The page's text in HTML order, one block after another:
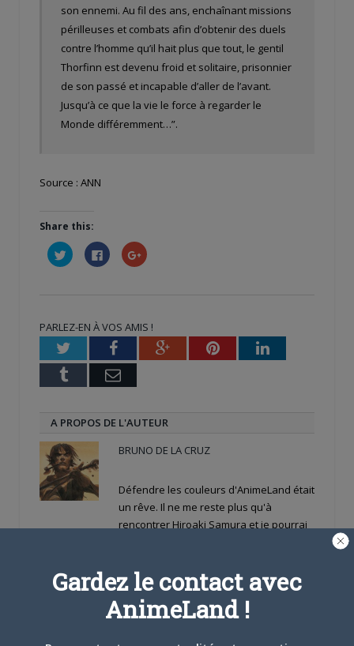
son ennemi. Au fil des ans, enchaînant missions
périlleuses et combats afin d’obtenir des duels
contre l’homme qu’il hait plus que tout, le gentil
Thorfinn est devenu froid et solitaire, prisonnier
de son passé et incapable d’aller de l’avant.
Jusqu’à ce que la vie le force à regarder le
Monde différemment…”.
Source : ANN
Share this:
Cliquez
pour
partager
fenêtre)
Cliquez
pour
partager
fenêtre)
Cliquez
pour
nouvelle
fenêtre)
PARLEZ-EN À VOS AMIS !
TwitterFacebookGoogle+PinterestLinkedIn
Tumblr Email
A PROPOS DE L'AUTEUR
BRUNO DE LA CRUZ
Défendre les couleurs d'AnimeLand était
un rêve. Il ne me reste plus qu'à
rencontrer Hiroaki Samura et je pourrai
ARTICLES LIÉS
Gardez le contact avec
AnimeLand !